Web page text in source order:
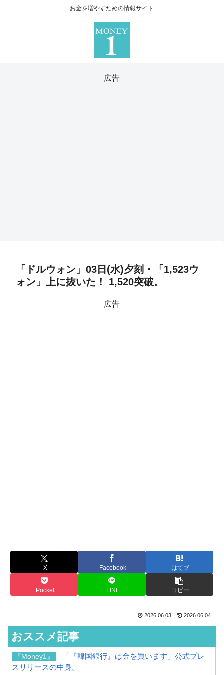
お金を増やすための情報サイト
広告
「ドルウォン」03日(水)夕刻・「1,523ウ
ォン」上に抜いた！ 1,520突破。
広告
X Facebook はてブ
Pocket LINE コピー
2026.06.03 2026.06.04
おススメ記事
『Money1』
「『韓国銀行』は金を買います」公式プレ
スリリースの中身。